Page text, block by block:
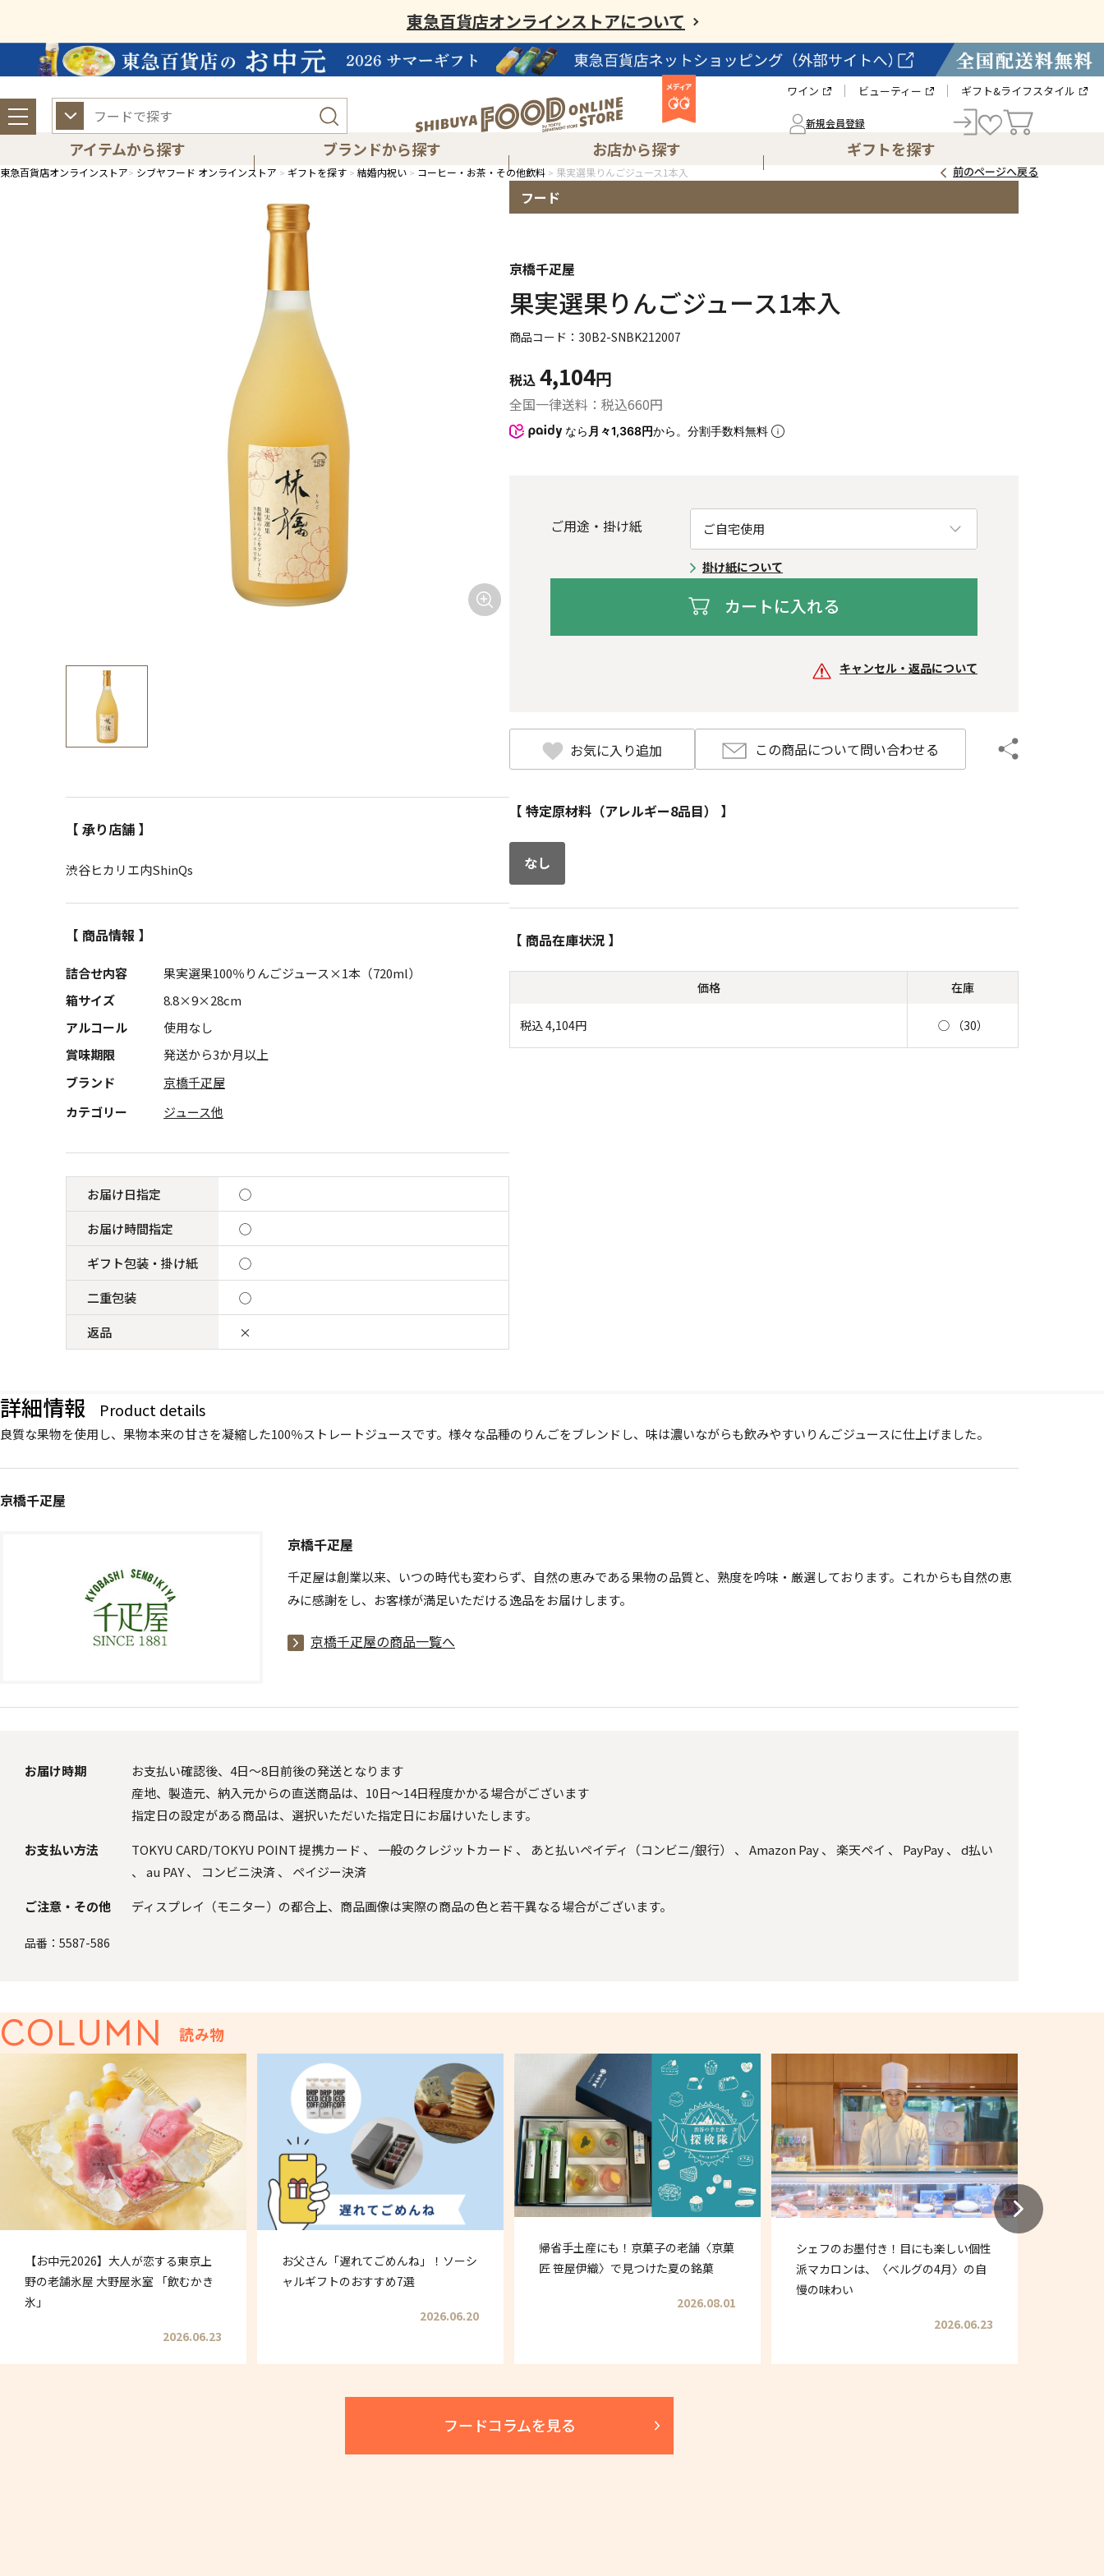
東急百貨店オンラインストアについて
ワイン ビューティー ギフト&ライフスタイル
新規会員登録
アイテムから探す ブランドから探す お店から探す ギフトを探す
東急百貨店オンラインストア シブヤフード オンラインストア ギフトを探す 結婚内祝い コーヒー・お茶・その他飲料 果実選果りんごジュース1本入 前のページへ戻る
フード
京橋千疋屋
果実選果りんごジュース1本入
商品コード：30B2-SNBK212007
税込 4,104円
全国一律送料：税込660円
なら 月々1,368円から。分割手数料無料
ご用途・掛け紙
掛け紙について
カートに入れる
キャンセル・返品について
お気に入り追加 この商品について問い合わせる
【 特定原材料（アレルギー8品目） 】
なし
【 商品在庫状況 】
価格 在庫
税込4,104円 ◯ （30）
【 承り店舗 】
渋谷ヒカリエ内ShinQs
【 商品情報 】
詰合せ内容
果実選果100％りんごジュース×1本（720ml）
箱サイズ
8.8×9×28cm
アルコール
使用なし
賞味期限
発送から3か月以上
ブランド
京橋千疋屋
カテゴリー
ジュース他
お届け日指定
◯
お届け時間指定
◯
ギフト包装・掛け紙
◯
二重包装
◯
返品
×
詳細情報 Product details
良質な果物を使用し、果物本来の甘さを凝縮した100％ストレートジュースです。様々な品種のりんごをブレンドし、味は濃いながらも飲みやすいりんごジュースに仕上げました。
京橋千疋屋
京橋千疋屋
千疋屋は創業以来、いつの時代も変わらず、自然の恵みである果物の品質と、熟度を吟味・厳選しております。これからも自然の恵
みに感謝をし、お客様が満足いただける逸品をお届けします。
京橋千疋屋の商品一覧へ
お届け時期
お支払い確認後、4日～8日前後の発送となります
産地、製造元、納入元からの直送商品は、10日～14日程度かかる場合がございます
指定日の設定がある商品は、選択いただいた指定日にお届けいたします。
お支払い方法
TOKYU CARD/TOKYU POINT 提携カード 、 一般のクレジットカード 、 あと払いペイディ（コンビニ/銀行） 、 Amazon Pay、 楽天ペイ 、 PayPay、 d払い
、 au PAY、 コンビニ決済、 ペイジー決済
ご注意・その他
ディスプレイ（モニター）の都合上、商品画像は実際の商品の色と若干異なる場合がございます。
品番： 5587-586
COLUMN 読み物
【お中元2026】大人が恋する東京上
野の老舗氷屋 大野屋氷室 「飲むかき
氷」
2026.06.23
お父さん「遅れてごめんね」！ソーシ
ャルギフトのおすすめ7選
2026.06.20
帰省手土産にも！京菓子の老舗〈京菓
匠 笹屋伊織〉で見つけた夏の銘菓
2026.08.01
シェフのお墨付き！目にも楽しい個性
派マカロンは、〈ベルグの4月〉の自
慢の味わい
2026.06.23
フードコラムを見る